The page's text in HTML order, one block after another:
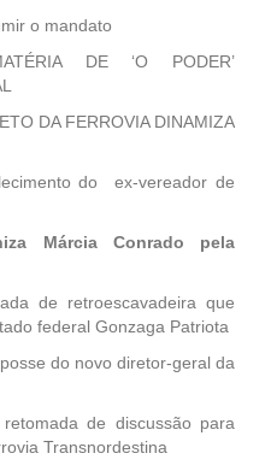
o mandato
DE ‘O PODER’
DA FERROVIA DINAMIZA
do ex-vereador de
Márcia Conrado pela
de retroescavadeira que
federal Gonzaga Patriota
do novo diretor-geral da
de discussão para
Transnordestina